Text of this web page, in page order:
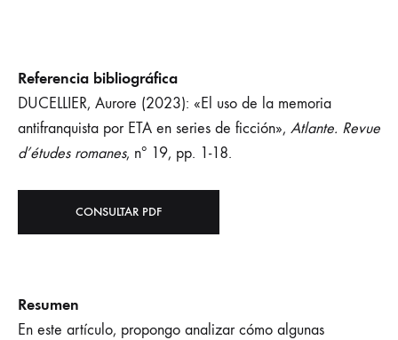
Referencia bibliográfica
DUCELLIER, Aurore (2023): «El uso de la memoria
antifranquista por ETA en series de ficción», Atlante. Revue
d’études romanes, nº 19, pp. 1-18.
CONSULTAR PDF
Resumen
En este artículo, propongo analizar cómo algunas